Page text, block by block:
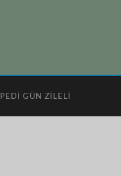
GÜN ZILELI